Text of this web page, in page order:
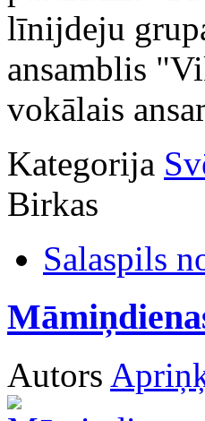
līnijdeju
ansamblis
vokālais
Kategorija
Birkas
Salaspils
Autors